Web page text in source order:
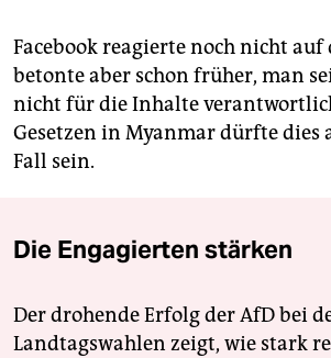
Facebook reagierte noch nicht auf
betonte aber schon früher, man
nicht für die Inhalte
Gesetzen in Myanmar dürfte dies
Fall sein.
Die Engagierten stärken
Der drohende Erfolg der AfD bei
Landtagswahlen zeigt, wie stark